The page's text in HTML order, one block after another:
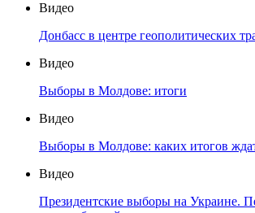
Видео
Донбасс в центре геополитических
Видео
Выборы в Молдове: итоги
Видео
Выборы в Молдове: каких итогов
Видео
Президентские выборы на Украине.